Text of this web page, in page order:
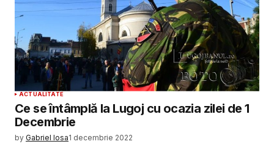
ACTUALITATE
Ce se întâmplă la Lugoj cu ocazia zilei de 1
Decembrie
by Gabriel Iosa1 decembrie 2022